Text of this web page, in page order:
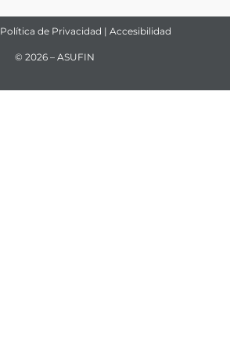
Política de Privacidad | Accesibilidad
© 2026 – ASUFIN